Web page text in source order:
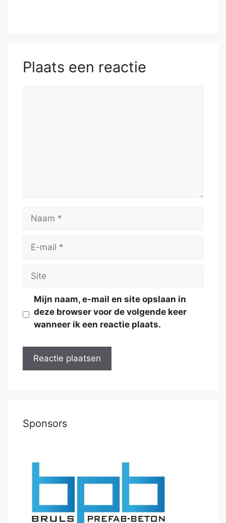
Plaats een reactie
Naam
Site
Mijn naam, e-mail en site opslaan in
deze browser voor de volgende keer
wanneer ik een reactie plaats.
Sponsors